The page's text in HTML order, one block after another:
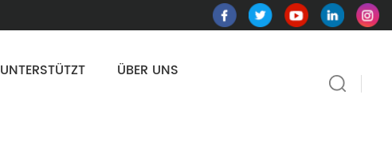
UNTERSTÜTZT
ÜBER UNS